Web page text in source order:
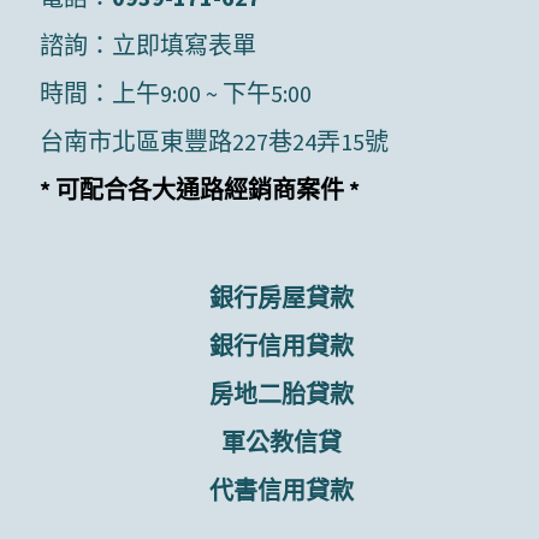
諮詢： 立即填寫表單
時間：上午9:00 ~ 下午5:00
台南市北區東豐路227巷24弄15號
* 可配合各大通路經銷商案件 *
銀行房屋貸款
銀行信用貸款
房地二胎貸款
軍公教信貸
代書信用貸款